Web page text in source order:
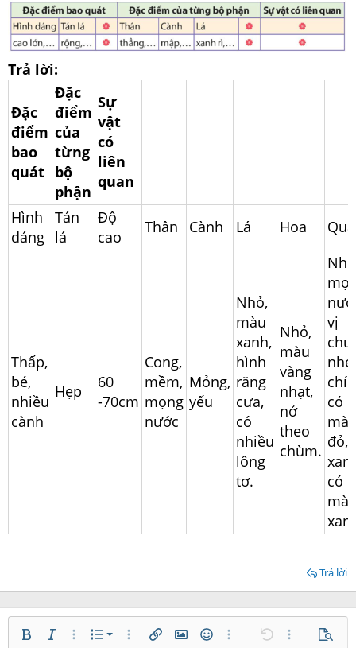
Trả lời:
Đặc
điểm
bao
quát
Đặc
điểm
của
từng
bộ
phận
Sự
vật
có
liên
quan
Hình
dáng
Tán
lá
Độ
cao
Thân Cành Lá Hoa Quả
Thấp,
bé,
nhiều
cành
Hẹp
60
-70cm
Cong,
mềm,
mọng
nước
Mỏng,
yếu
Nhỏ,
màu
xanh,
hình
răng
cưa,
có
nhiều
lông
tơ.
Nhỏ,
màu
vàng
nhạt,
nở
theo
chùm.
vị
nhẹ,
chín
có
đỏ,
có
Trả lời
Bold In nghiêng
Thêm tùy chọn…
Danh sáchDanh sách có thứ tự
Thêm tùy chọn…
Chèn liên kết
Chèn hình ảnh
Mặt cườiThêm tùy chọn…
Undo Thêm tùy
Xem